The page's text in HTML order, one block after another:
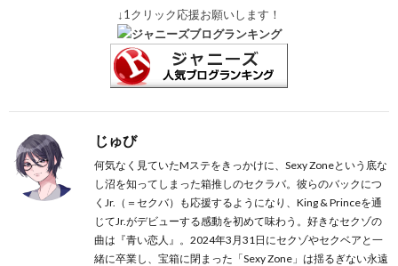
↓1クリック応援お願いします！
じゅび
何気なく見ていたMステをきっかけに、Sexy Zoneという底な
し沼を知ってしまった箱推しのセクラバ。彼らのバックにつ
くJr.（＝セクバ）も応援するようになり、King & Princeを通
じてJr.がデビューする感動を初めて味わう。好きなセクゾの
曲は『青い恋人』。2024年3月31日にセクゾやセクベアと一
緒に卒業し、宝箱に閉まった「Sexy Zone」は揺るぎない永遠